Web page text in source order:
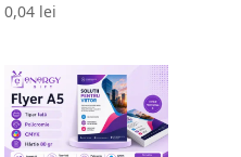
0,04 lei